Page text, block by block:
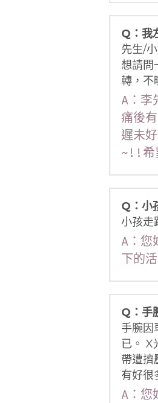
Q：我
先生/小
想請問
轉，不
A：李
痛後
遲未
~!!希
Q：小
小孩走
A：
下的
Q：手
手腕因
已。 X
帶遭擠
有好很
A：您